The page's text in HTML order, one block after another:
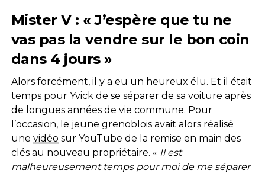
Mister V : « J’espère que tu ne
vas pas la vendre sur le bon coin
dans 4 jours »
Alors forcément, il y a eu un heureux élu. Et il était
temps pour Yvick de se séparer de sa voiture après
de longues années de vie commune. Pour
l’occasion, le jeune grenoblois avait alors réalisé
une vidéo sur YouTube de la remise en main des
clés au nouveau propriétaire. « Il est
malheureusement temps pour moi de me séparer